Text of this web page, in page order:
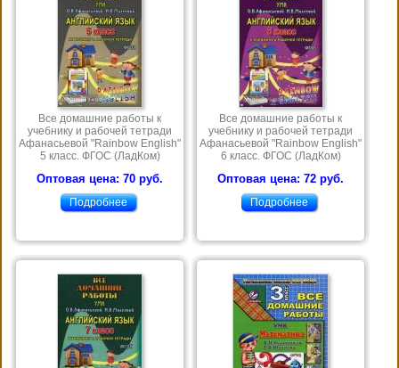
Все домашние работы к
учебнику и рабочей тетради
Афанасьевой "Rainbow English"
5 класс. ФГОС (ЛадКом)
Оптовая цена: 70 руб.
Подробнее
Все домашние работы к
учебнику и рабочей тетради
Афанасьевой "Rainbow English"
6 класс. ФГОС (ЛадКом)
Оптовая цена: 72 руб.
Подробнее